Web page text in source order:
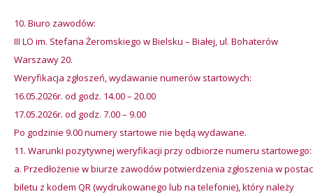
Biuro zawodów:
III LO im. Stefana Żeromskiego w Bielsku – Białej, ul. Bohaterów
Warszawy 20.
Weryfikacja zgłoszeń, wydawanie numerów startowych:
16.05.2026r. od godz. 14.00 – 20.00
17.05.2026r. od godz. 7.00 – 9.00
Po godzinie 9.00 numery startowe nie będą wydawane.
Warunki pozytywnej weryfikacji przy odbiorze numeru startowego:
a. Przedłożenie w biurze zawodów potwierdzenia zgłoszenia w
biletu z kodem QR (wydrukowanego lub na telefonie), który należy